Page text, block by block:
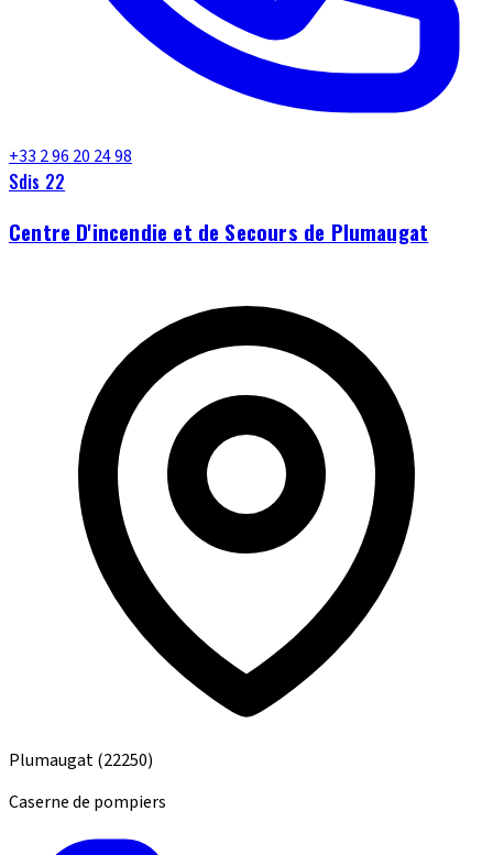
+33 2 96 20 24 98
Sdis 22
Centre D'incendie et de Secours de Plumaugat
Plumaugat(22250)
Caserne de pompiers